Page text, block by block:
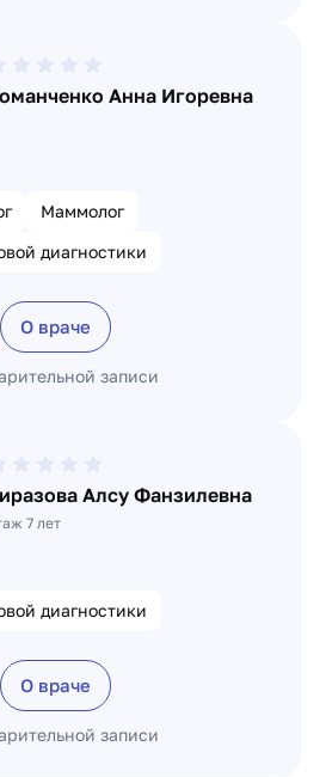
Анна Игоревна
Маммолог
диагностики
О враче
записи
Алсу Фанзилевна
7 лет
диагностики
О враче
записи